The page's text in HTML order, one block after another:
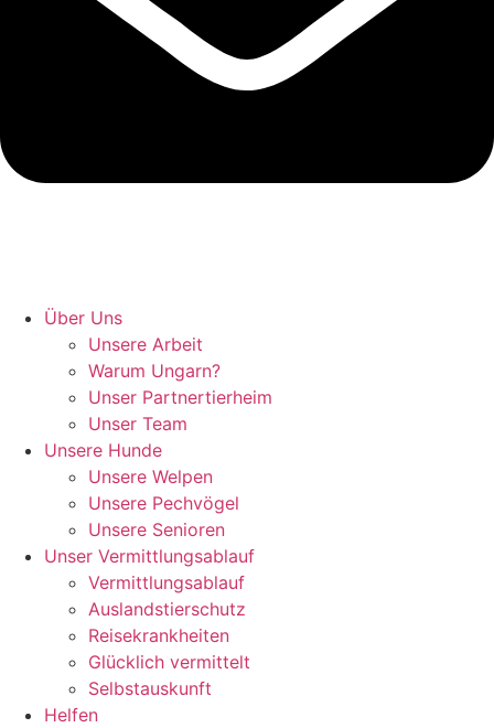
Über Uns
Unsere Arbeit
Warum Ungarn?
Unser Partnertierheim
Unser Team
Unsere Hunde
Unsere Welpen
Unsere Pechvögel
Unsere Senioren
Unser Vermittlungsablauf
Vermittlungsablauf
Auslandstierschutz
Reisekrankheiten
Glücklich vermittelt
Selbstauskunft
Helfen